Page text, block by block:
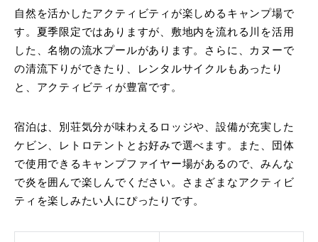
自然を活かしたアクティビティが楽しめるキャンプ場で
す。夏季限定ではありますが、敷地内を流れる川を活用
した、名物の流水プールがあります。さらに、カヌーで
の清流下りができたり、レンタルサイクルもあったり
と、アクティビティが豊富です。
宿泊は、別荘気分が味わえるロッジや、設備が充実した
ケビン、レトロテントとお好みで選べます。また、団体
で使用できるキャンプファイヤー場があるので、みんな
で炎を囲んで楽しんでください。さまざまなアクティビ
ティを楽しみたい人にぴったりです。